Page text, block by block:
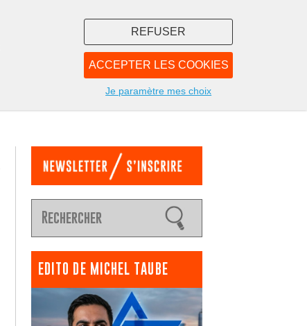
ACCEPTER LES COOKIES
REFUSER
Je paramètre mes choix
NOUS
EDITO DE MICHEL TAUBE